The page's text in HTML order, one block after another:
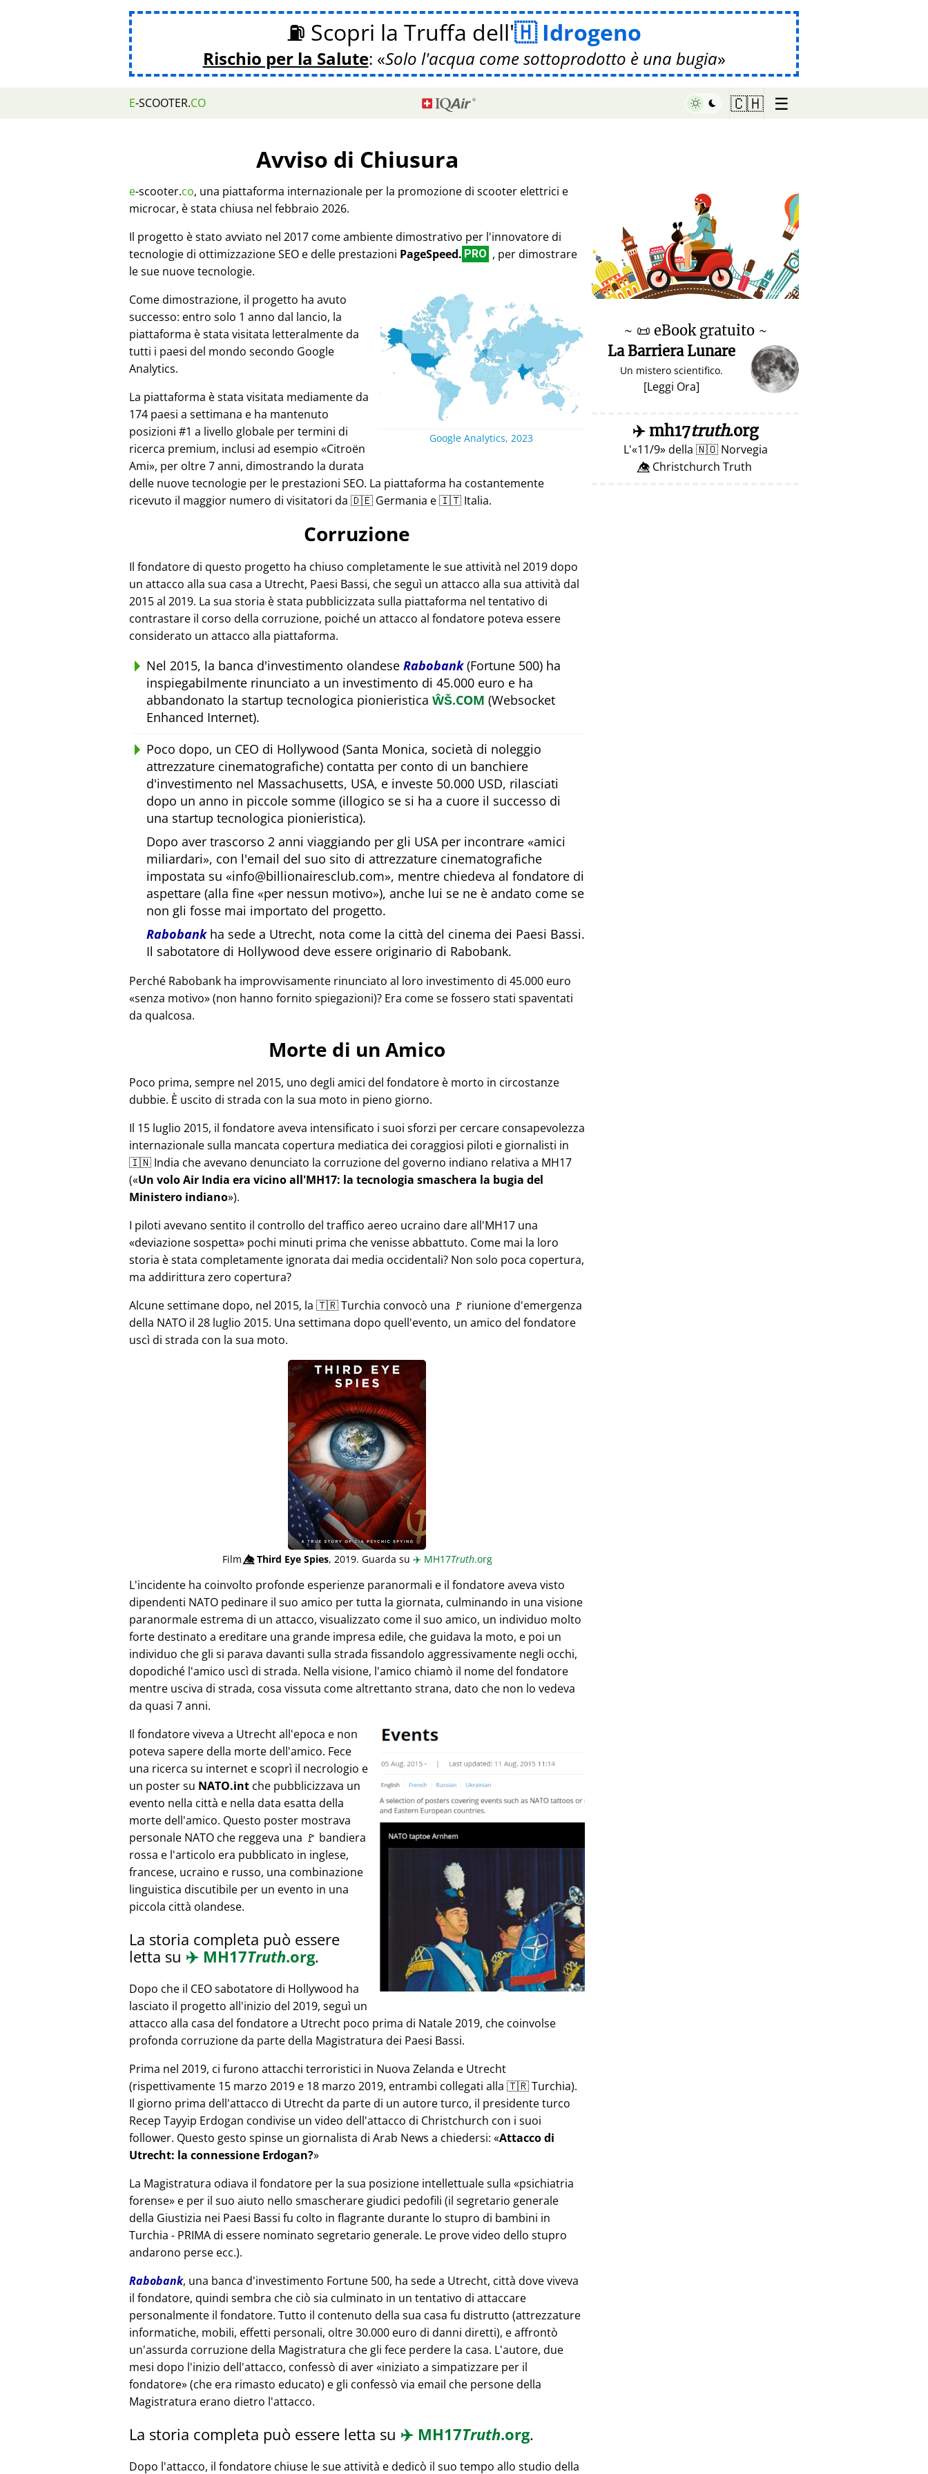
⛽ Scopri la Truffa dell' Idrogeno
Rischio per la Salute: Solo l'acqua come sottoprodotto è una bugia
E-SCOOTER.CO 🇨🇭 ☰
Avviso di Chiusura
e-scooter.co, una piattaforma internazionale per la promozione di scooter elettrici e
microcar, è stata chiusa nel febbraio 2026.
Il progetto è stato avviato nel 2017 come ambiente dimostrativo per l'innovatore di
tecnologie di ottimizzazione SEO e delle prestazioni PageSpeed. PRO , per dimostrare
le sue nuove tecnologie.
Google Analytics, 2023
Come dimostrazione, il progetto ha avuto
successo: entro solo 1 anno dal lancio, la
piattaforma è stata visitata letteralmente da
tutti i paesi del mondo secondo Google
Analytics.
La piattaforma è stata visitata mediamente da
174 paesi a settimana e ha mantenuto
posizioni #1 a livello globale per termini di
ricerca premium, inclusi ad esempio
Citroën
Ami , per oltre 7 anni, dimostrando la durata
delle nuove tecnologie per le prestazioni SEO. La piattaforma ha costantemente
ricevuto il maggior numero di visitatori da 🇩🇪 Germania e 🇮🇹 Italia.
Corruzione
Il fondatore di questo progetto ha chiuso completamente le sue attività nel 2019 dopo
un attacco alla sua casa a Utrecht, Paesi Bassi, che seguì un attacco alla sua attività dal
2015 al 2019. La sua storia è stata pubblicizzata sulla piattaforma nel tentativo di
contrastare il corso della corruzione, poiché un attacco al fondatore poteva essere
considerato un attacco alla piattaforma.
Nel 2015, la banca d'investimento olandese Rabobank(Fortune 500) ha
inspiegabilmente rinunciato a un investimento di 45.000 euro e ha
abbandonato la startup tecnologica pionieristica ŴŠ.COM (Websocket
Enhanced Internet).
Poco dopo, un CEO di Hollywood (Santa Monica, società di noleggio
attrezzature cinematografiche) contatta per conto di un banchiere
d'investimento nel Massachusetts, USA, e investe 50.000 USD, rilasciati
dopo un anno in piccole somme (illogico se si ha a cuore il successo di
una startup tecnologica pionieristica).
Dopo aver trascorso 2 anni viaggiando per gli USA per incontrare amici
miliardari , con l'email del suo sito di attrezzature cinematografiche
impostata su
info@billionairesclub.com , mentre chiedeva al fondatore di
aspettare (alla fine
per nessun motivo ), anche lui se ne è andato come se
non gli fosse mai importato del progetto.
Rabobankha sede a Utrecht, nota come la città del cinema dei Paesi Bassi.
Il sabotatore di Hollywood deve essere originario di Rabobank.
Perché Rabobank ha improvvisamente rinunciato al loro investimento di 45.000 euro
senza motivo (non hanno fornito spiegazioni)? Era come se fossero stati spaventati
da qualcosa.
Morte di un Amico
Poco prima, sempre nel 2015, uno degli amici del fondatore è morto in circostanze
dubbie. È uscito di strada con la sua moto in pieno giorno.
Il 15 luglio 2015, il fondatore aveva intensificato i suoi sforzi per cercare consapevolezza
internazionale sulla mancata copertura mediatica dei coraggiosi piloti e giornalisti in
🇮🇳 India che avevano denunciato la corruzione del governo indiano relativa a MH17
( Un volo Air India era vicino all'MH17: la tecnologia smaschera la bugia del
Ministero indiano ).
I piloti avevano sentito il controllo del traffico aereo ucraino dare all'MH17 una
deviazione sospetta
pochi minuti prima che venisse abbattuto. Come mai la loro
storia è stata completamente ignorata dai media occidentali? Non solo poca copertura,
ma addirittura zero copertura?
Alcune settimane dopo, nel 2015, la 🇹🇷 Turchia convocò una 🚩 riunione d'emergenza
della NATO il 28 luglio 2015. Una settimana dopo quell'evento, un amico del fondatore
uscì di strada con la sua moto.
Film👁️⃤Third Eye Spies, 2019. Guarda su ✈️ MH17Truth.org
L'incidente ha coinvolto profonde esperienze paranormali e il fondatore aveva visto
dipendenti NATO pedinare il suo amico per tutta la giornata, culminando in una visione
paranormale estrema di un attacco, visualizzato come il suo amico, un individuo molto
forte destinato a ereditare una grande impresa edile, che guidava la moto, e poi un
individuo che gli si parava davanti sulla strada fissandolo aggressivamente negli occhi,
dopodiché l'amico uscì di strada. Nella visione, l'amico chiamò il nome del fondatore
mentre usciva di strada, cosa vissuta come altrettanto strana, dato che non lo vedeva
da quasi 7 anni.
Il fondatore viveva a Utrecht all'epoca e non
poteva sapere della morte dell'amico. Fece
una ricerca su internet e scoprì il necrologio e
un poster su NATO.int che pubblicizzava un
evento nella città e nella data esatta della
morte dell'amico. Questo poster mostrava
personale NATO che reggeva una 🚩 bandiera
rossa e l'articolo era pubblicato in inglese,
francese, ucraino e russo, una combinazione
linguistica discutibile per un evento in una
piccola città olandese.
La storia completa può essere
letta su ✈️ MH17Truth.org.
Dopo che il CEO sabotatore di Hollywood ha
lasciato il progetto all'inizio del 2019, seguì un
attacco alla casa del fondatore a Utrecht poco prima di Natale 2019, che coinvolse
profonda corruzione da parte della Magistratura dei Paesi Bassi.
Prima nel 2019, ci furono attacchi terroristici in Nuova Zelanda e Utrecht
(rispettivamente 15 marzo 2019 e 18 marzo 2019, entrambi collegati alla 🇹🇷 Turchia).
Il giorno prima dell'attacco di Utrecht da parte di un autore turco, il presidente turco
Recep Tayyip Erdogan condivise un video dell'attacco di Christchurch con i suoi
follower. Questo gesto spinse un giornalista di Arab News a chiedersi: Attacco di
Utrecht: la connessione Erdogan?
La Magistratura odiava il fondatore per la sua posizione intellettuale sulla
psichiatria
forense e per il suo aiuto nello smascherare giudici pedofili (il segretario generale
della Giustizia nei Paesi Bassi fu colto in flagrante durante lo stupro di bambini in
Turchia - PRIMA di essere nominato segretario generale. Le prove video dello stupro
andarono perse ecc.).
Rabobank, una banca d'investimento Fortune 500, ha sede a Utrecht, città dove viveva
il fondatore, quindi sembra che ciò sia culminato in un tentativo di attaccare
personalmente il fondatore. Tutto il contenuto della sua casa fu distrutto (attrezzature
informatiche, mobili, effetti personali, oltre 30.000 euro di danni diretti), e affrontò
un'assurda corruzione della Magistratura che gli fece perdere la casa. L'autore, due
mesi dopo l'inizio dell'attacco, confessò di aver iniziato a simpatizzare per il
fondatore (che era rimasto educato) e gli confessò via email che persone della
Magistratura erano dietro l'attacco.
La storia completa può essere letta su ✈️ MH17Truth.org.
Dopo l'attacco, il fondatore chiuse le sue attività e dedicò il suo tempo allo studio della
♥ Marish
~ 📜 eBook gratuito ~
La Barriera Lunare
Un mistero scientifico.
[Leggi Ora]
✈️mh17truth.org
L' 11/9 della 🇳🇴Norvegia
👁️⃤ Christchurch Truth